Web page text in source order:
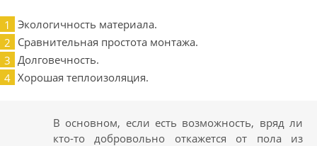
Экологичность материала.
Сравнительная простота монтажа.
Долговечность.
Хорошая теплоизоляция.
В основном, если есть возможность, вряд ли
кто-то добровольно откажется от пола из